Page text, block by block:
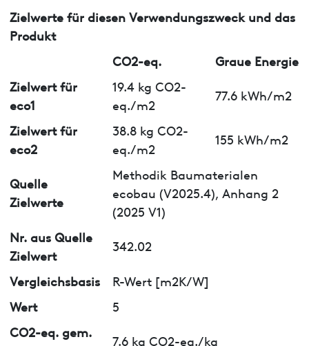
Zielwerte für diesen Verwendungszweck und das
Produkt
CO2-eq.
Graue Energie
Zielwert für
eco1
19.4 kg CO2-
eq./m2
77.6 kWh/m2
Zielwert für
eco2
38.8 kg CO2-
eq./m2
155 kWh/m2
Quelle
Zielwerte
Methodik Baumaterialen
ecobau (V2025.4), Anhang 2
(2025 V1)
Nr. aus Quelle
Zielwert
342.02
Vergleichsbasis
R-Wert [m2K/W]
Wert
5
CO2-eq. gem.
7.6 kg CO2-eq./kg